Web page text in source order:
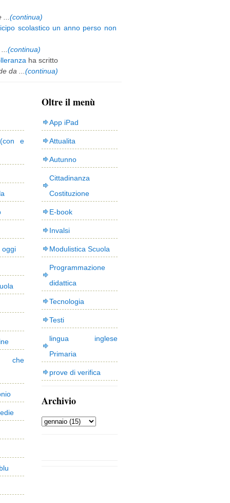
(continua)
scolastico un anno perso non
(continua)
ha scritto
da ... (continua)
e
oggi
che
Oltre il menù
App iPad
Attualita
Autunno
Cittadinanza
Costituzione
E-book
Invalsi
Modulistica Scuola
Programmazione
didattica
Tecnologia
Testi
lingua inglese
Primaria
prove di verifica
Archivio